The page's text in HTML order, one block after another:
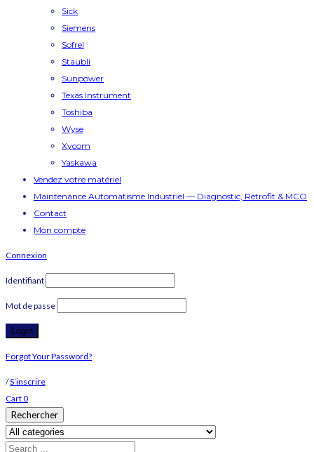
Sick
Siemens
Sofrel
Staubli
Sunpower
Texas Instrument
Toshiba
Wyse
Xycom
Yaskawa
Vendez votre matériel
Maintenance Automatisme Industriel — Diagnostic, Rétrofit & MCO
Contact
Mon compte
Connexion
Identifiant
Mot de passe
Forgot Your Password?
/S’inscrire
Cart0
Rechercher